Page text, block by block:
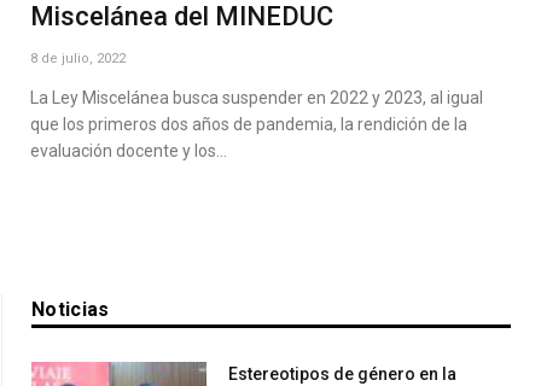
Miscelánea del MINEDUC
8 de julio, 2022
La Ley Miscelánea busca suspender en 2022 y 2023, al igual
que los primeros dos años de pandemia, la rendición de la
evaluación docente y los…
Noticias
Estereotipos de género en la